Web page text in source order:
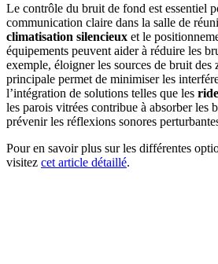
Le contrôle du bruit de fond est essentiel
communication claire dans la salle de
climatisation silencieux et le
équipements peuvent aider à réduire les
exemple, éloigner les sources de bruit des
principale permet de minimiser les
l’intégration de solutions telles que les
les parois vitrées contribue à absorber les
prévenir les réflexions sonores
Pour en savoir plus sur les différentes
visitez cet article détaillé.